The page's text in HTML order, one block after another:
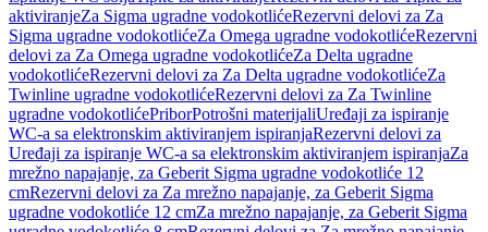
aktiviranjeZa Sigma ugradne vodokotlićeRezervni delovi za Za
Sigma ugradne vodokotlićeZa Omega ugradne vodokotlićeRezervni
delovi za Za Omega ugradne vodokotlićeZa Delta ugradne
vodokotlićeRezervni delovi za Za Delta ugradne vodokotlićeZa
Twinline ugradne vodokotlićeRezervni delovi za Za Twinline
ugradne vodokotlićePriborPotrošni materijaliUređaji za ispiranje
WC-a sa elektronskim aktiviranjem ispiranjaRezervni delovi za
Uređaji za ispiranje WC-a sa elektronskim aktiviranjem ispiranjaZa
mrežno napajanje, za Geberit Sigma ugradne vodokotliće 12
cmRezervni delovi za Za mrežno napajanje, za Geberit Sigma
ugradne vodokotliće 12 cmZa mrežno napajanje, za Geberit Sigma